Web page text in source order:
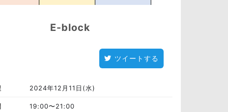
E-block
ツイートする
2024年12月11日(水)
19:00〜21:00